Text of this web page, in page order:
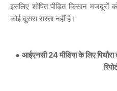
इसलिए शोषित पीड़ित किसान मजदूरों
कोई दूसरा रास्ता नहीं है।
● आईएनसी 24 मीडिया के लिए